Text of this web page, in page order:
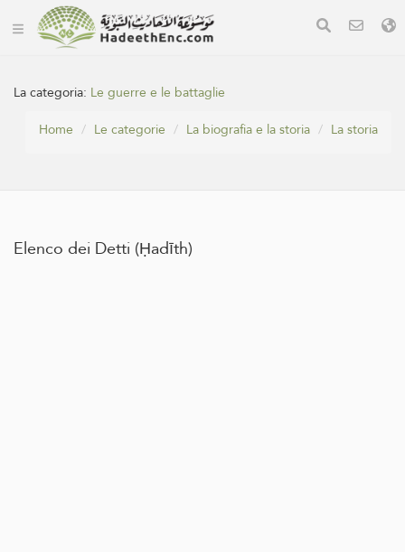
La categoria: Le guerre e le battaglie
Home
Le categorie La biografia e la storia La storia
Elenco dei Detti (Ḥadīth)